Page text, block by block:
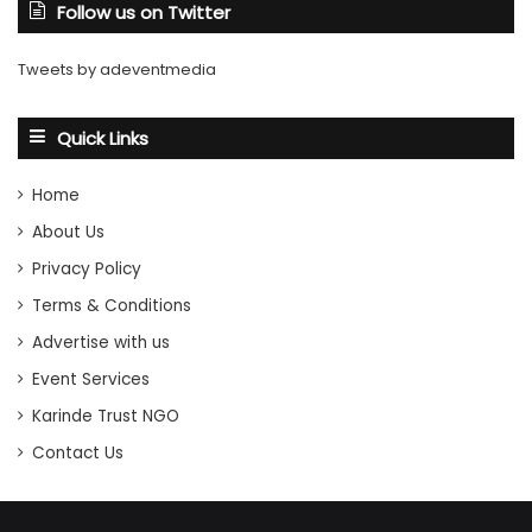
Follow us on Twitter
Tweets by adeventmedia
Quick Links
Home
About Us
Privacy Policy
Terms & Conditions
Advertise with us
Event Services
Karinde Trust NGO
Contact Us